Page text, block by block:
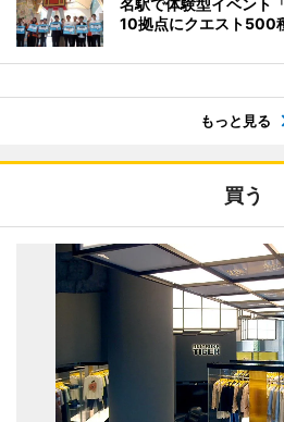
名駅で体験型イベント
10拠点にクエスト500
もっと見る
買う